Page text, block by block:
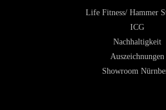
Life Fitness/ Hammer
ICG
Nachhaltigkeit
Auszeichnungen
Showroom